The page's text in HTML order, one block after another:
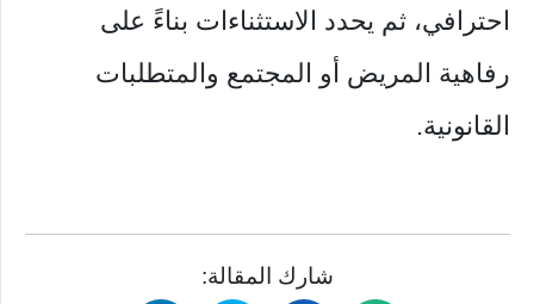
احترافي، ثم يحدد الاستثناءات بناءً على
رفاهية المريض أو المجتمع والمتطلبات
القانونية.
شارك المقالة: